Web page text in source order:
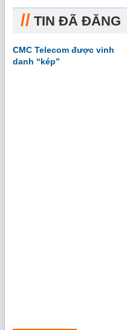
// TIN ĐÃ ĐĂNG
CMC Telecom được vinh
danh “kép”